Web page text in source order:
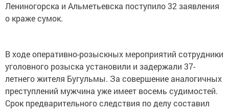
Лениногорска и Альметьевска поступило 32 заявления
о краже сумок.
В ходе оперативно-розыскных мероприятий сотрудники
уголовного розыска установили и задержали 37-
летнего жителя Бугульмы. За совершение аналогичных
преступлений мужчина уже имеет восемь судимостей.
Срок предварительного следствия по делу составил